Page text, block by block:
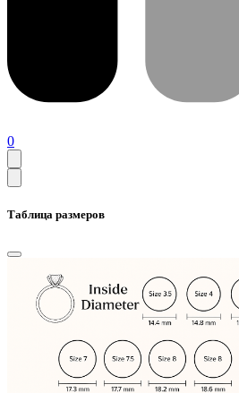
0
Таблица размеров